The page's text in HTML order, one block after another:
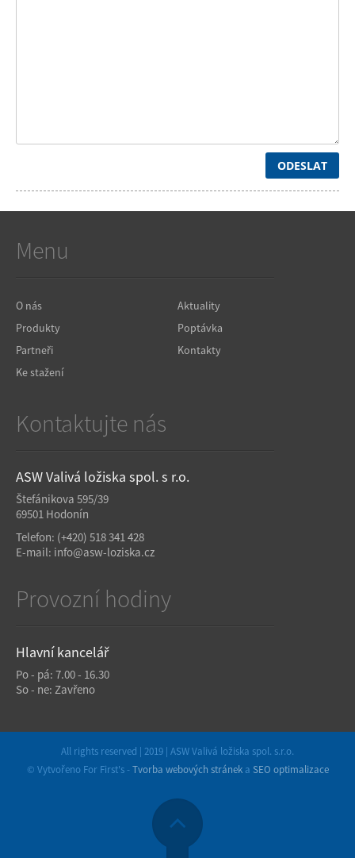
ODESLAT
Menu
O nás
Produkty
Partneři
Ke stažení
Aktuality
Poptávka
Kontakty
Kontaktujte nás
ASW Valivá ložiska spol. s r.o.
Štefánikova 595/39
69501 Hodonín
Telefon: (+420) 518 341 428
E-mail: info@asw-loziska.cz
Provozní hodiny
Hlavní kancelář
Po - pá: 7.00 - 16.30
So - ne: Zavřeno
All rights reserved | 2019 | ASW Valivá ložiska spol. s.r.o.
© Vytvořeno For First's -Tvorba webových stráneka SEO optimalizace